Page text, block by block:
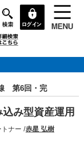
第6回・完
み型資産運用
ナー /赤星 弘樹